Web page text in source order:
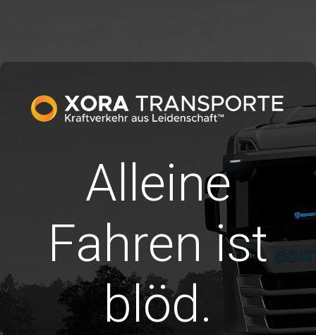
Alleine
Fahren ist
blöd.